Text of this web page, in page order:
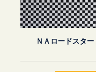
ＮＡロードスタ